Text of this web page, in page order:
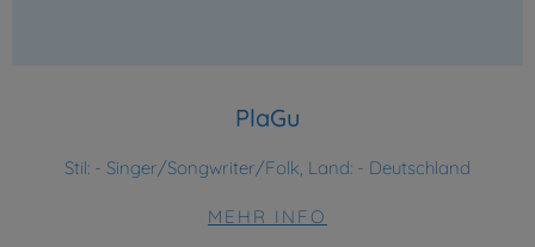
PlaGu
Stil: - Singer/Songwriter/Folk, Land: - Deutschland
MEHR INFO